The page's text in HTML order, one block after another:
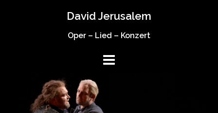
David Jerusalem
Oper – Lied – Konzert